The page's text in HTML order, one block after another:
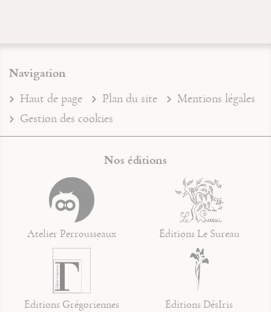
Navigation
Haut de page Plan du site
Mentions légales
Gestion des cookies
Nos éditions
Atelier Perrousseaux Éditions Le Sureau
Éditions Grégoriennes Éditions DésIris